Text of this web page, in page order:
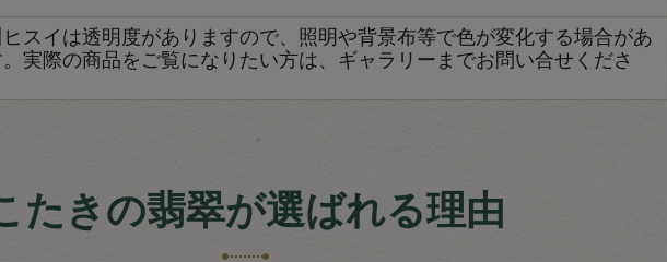
スイは透明度がありますので、照明や背景布等で色が変化する場合があ
実際の商品をご覧になりたい方は、ギャラリーまでお問い合せくださ
たきの翡翠が選ばれる理由